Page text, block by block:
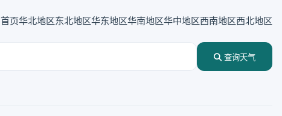
首页华北地区东北地区华东地区华南地区华中地区西南地区西北地区
查询天气